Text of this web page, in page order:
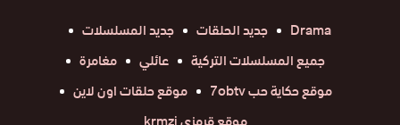
Drama
جديد الحلقات
جديد المسلسلات
جميع المسلسلات التركية
عائلي
مغامرة
موقع حكاية حب 7obtv
موقع حلقات اون لاين